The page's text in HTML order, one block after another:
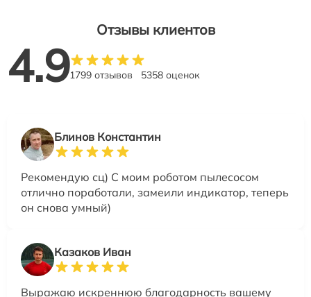
Отзывы клиентов
4.91799 отзывов 5358 оценок
Блинов Константин
Рекомендую сц) С моим роботом пылесосом
отлично поработали, замеили индикатор, теперь
он снова умный)
Казаков Иван
Выражаю искреннюю благодарность вашему